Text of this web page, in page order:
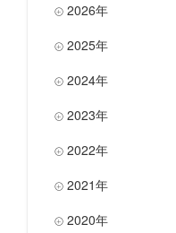
 2026年
 2025年
 2024年
 2023年
 2022年
 2021年
 2020年